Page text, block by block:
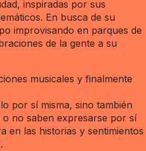
inspiradas por sus
En busca de su
improvisando en parques de
de la gente a su
musicales y finalmente
por sí misma, sino también
no saben expresarse por sí
en las historias y sentimientos